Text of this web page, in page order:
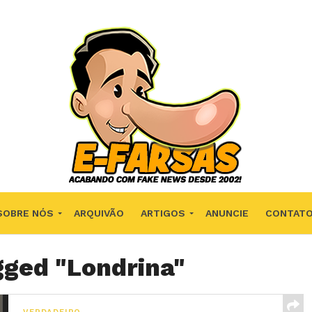
NÓS ARQUIVÃO ARTIGOS ANUNCIE CONTATO
"Londrina"